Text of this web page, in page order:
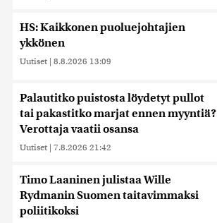
HS: Kaikkonen puoluejohtajien
ykkönen
Uutiset | 8.8.2026 13:09
Palautitko puistosta löydetyt pullot
tai pakastitko marjat ennen myyntiä?
Verottaja vaatii osansa
Uutiset | 7.8.2026 21:42
Timo Laaninen julistaa Wille
Rydmanin Suomen taitavimmaksi
poliitikoksi